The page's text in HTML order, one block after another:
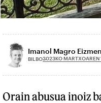
Imanol Magro
BILBO2023KO MARTXOAREN
Orain abusua inoiz